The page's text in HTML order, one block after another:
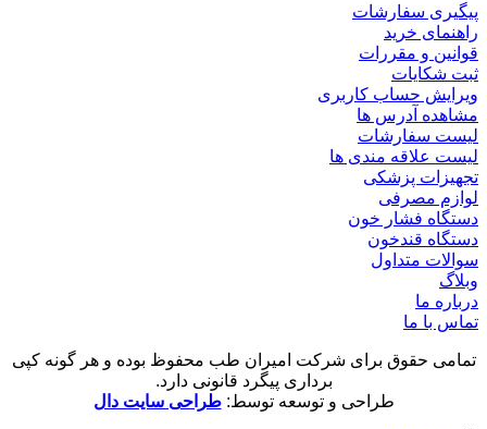
پیگیری سفارشات
راهنمای خرید
قوانین و مقررات
ثبت شکایات
ویرایش حساب کاربری
مشاهده آدرس ها
لیست سفارشات
لیست علاقه مندی ها
تجهیزات پزشکی
لوازم مصرفی
دستگاه فشار خون
دستگاه قندخون
سوالات متداول
وبلاگ
درباره ما
تماس با ما
تمامی حقوق برای شرکت امیران طب محفوظ بوده و هر گونه کپی
برداری پیگرد قانونی دارد.
طراحی و توسعه توسط:طراحی سایت دال